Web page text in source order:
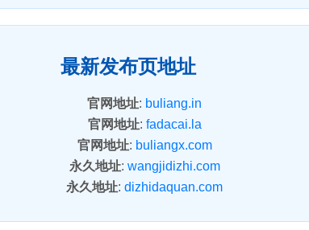
最新发布页地址
官网地址: buliang.in
官网地址: fadacai.la
官网地址: buliangx.com
永久地址: wangjidizhi.com
永久地址: dizhidaquan.com